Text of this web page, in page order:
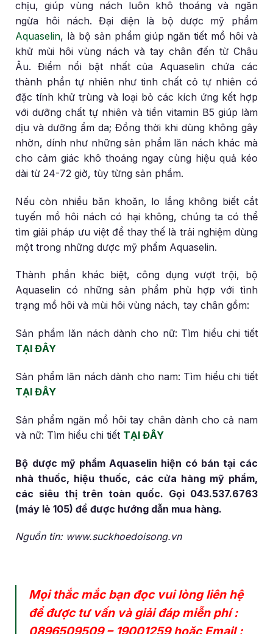
chịu, giúp vùng nách luôn khô thoáng và ngăn
ngừa hôi nách. Đại diện là bộ dược mỹ phẩm
Aquaselin, là bộ sản phẩm giúp ngăn tiết mồ hôi và
khử mùi hôi vùng nách và tay chân đến từ Châu
Âu. Điểm nổi bật nhất của Aquaselin chứa các
thành phần tự nhiên như tinh chất cỏ tự nhiên có
đặc tính khử trùng và loại bỏ các kích ứng kết hợp
với dưỡng chất tự nhiên và tiền vitamin B5 giúp làm
dịu và dưỡng ẩm da; Đồng thời khi dùng không gây
nhờn, dính như những sản phẩm lăn nách khác mà
cho cảm giác khô thoáng ngay cùng hiệu quả kéo
dài từ 24-72 giờ, tùy từng sản phẩm.
Nếu còn nhiều băn khoăn, lo lắng không biết cắt
tuyến mồ hôi nách có hại không, chúng ta có thể
tìm giải pháp ưu việt để thay thế là trải nghiệm dùng
một trong những dược mỹ phẩm Aquaselin.
Thành phần khác biệt, công dụng vượt trội, bộ
Aquaselin có những sản phẩm phù hợp với tình
trạng mồ hôi và mùi hôi vùng nách, tay chân gồm:
Sản phẩm lăn nách dành cho nữ: Tìm hiểu chi tiết
TẠI ĐÂY
Sản phẩm lăn nách dành cho nam: Tìm hiểu chi tiết
TẠI ĐÂY
Sản phẩm ngăn mồ hôi tay chân dành cho cả nam
và nữ: Tìm hiểu chi tiết TẠI ĐÂY
Bộ dược mỹ phẩm Aquaselin hiện có bán tại các
nhà thuốc, hiệu thuốc, các cửa hàng mỹ phẩm,
các siêu thị trên toàn quốc. Gọi 043.537.6763
(máy lẻ 105) để được hướng dẫn mua hàng.
Nguồn tin: www.suckhoedoisong.vn
Mọi thắc mắc bạn đọc vui lòng liên hệ
để được tư vấn và giải đáp miễn phí :
0896509509– 19001259hoặc Email :